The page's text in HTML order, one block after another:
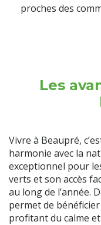
proches des
Les
Vivre à Beaupré,
harmonie avec la
exceptionnel pour
verts et son accès
au long de l’année.
permet de
profitant du calme